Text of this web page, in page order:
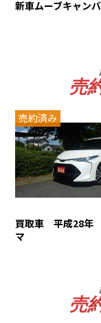
新車ムーブキャン
売
売約済み
買取車 平成28年
マ
売